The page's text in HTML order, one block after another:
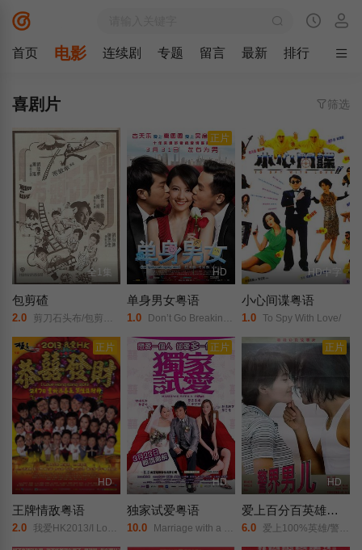
首页 电影 连续剧 专题 留言 最新 排行
喜剧片 筛选
全1集
包剪碴
2.0 剪刀石头布/包剪捶/Melody in Love/Cloth/ Scissors/ Rock/
正片
HD
单身男女粤语
1.0 Don’t Go Breaking My Heart/
HD中字
小心间谍粤语
1.0 To Spy With Love/
正片
HD
王牌情敌粤语
2.0 我爱HK2013/I Love Kong Kong 2013/
正片
HD
独家试爱粤语
10.0 Marriage with a Fool/
正片
HD
爱上百分百英雄粤语
6.0 爱上100%英雄/警界男儿/We Are No Bad Guys/